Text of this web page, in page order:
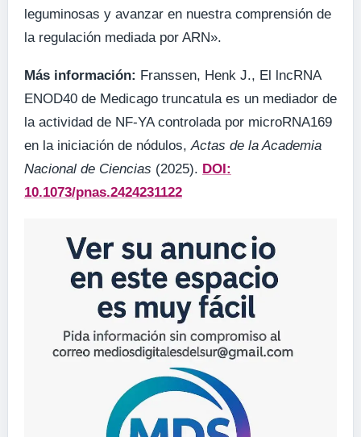
leguminosas y avanzar en nuestra comprensión de
la regulación mediada por ARN».
Más información: Franssen, Henk J., El lncRNA
ENOD40 de Medicago truncatula es un mediador de
la actividad de NF-YA controlada por microRNA169
en la iniciación de nódulos,Actas de la Academia
Nacional de Ciencias (2025). DOI:
10.1073/pnas.2424231122